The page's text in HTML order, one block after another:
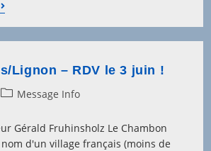
Des
JustesLignon – RDV le 3 juin !
PostMessage Info
Gérald Fruhinsholz Le Chambon
d'un village français (moins de